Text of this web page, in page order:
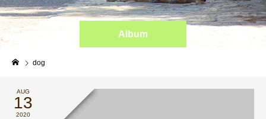
Album
dog
AUG
13
2020